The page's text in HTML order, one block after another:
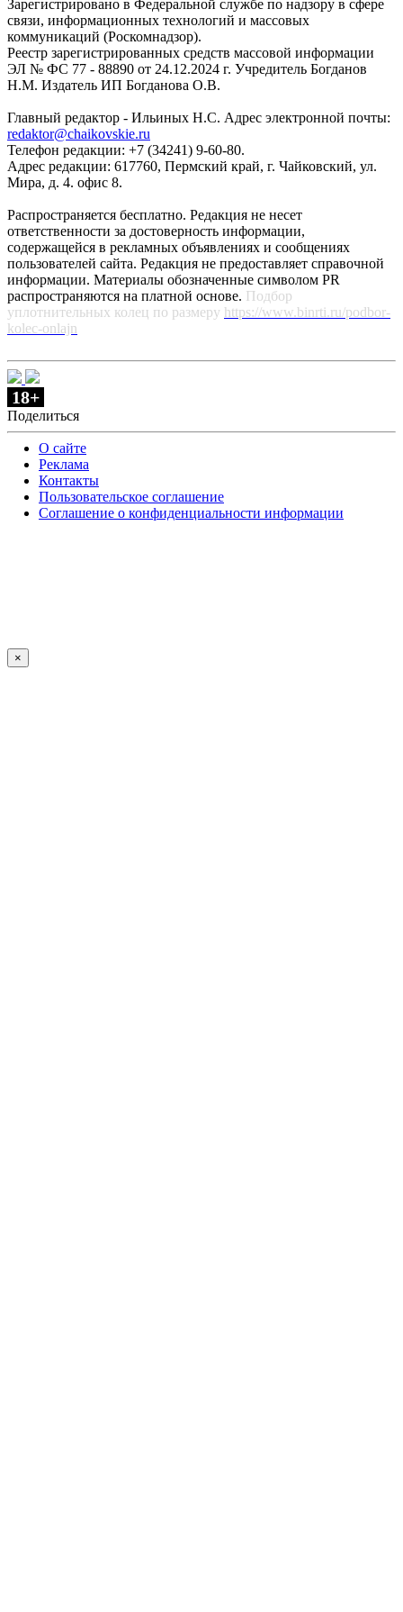
Зарегистрировано в Федеральной службе по надзору в сфере
связи, информационных технологий и массовых
коммуникаций (Роскомнадзор).
Реестр зарегистрированных средств массовой информации
ЭЛ № ФС 77 - 88890 от 24.12.2024 г. Учредитель Богданов
Н.М. Издатель ИП Богданова О.В.
Главный редактор - Ильиных Н.С. Адрес электронной почты:
redaktor@chaikovskie.ru
Телефон редакции: +7 (34241) 9-60-80.
Адрес редакции: 617760, Пермский край, г. Чайковский, ул.
Мира, д. 4. офис 8.
Распространяется бесплатно. Редакция не несет
ответственности за достоверность информации,
содержащейся в рекламных объявлениях и сообщениях
пользователей сайта. Редакция не предоставляет справочной
информации. Материалы обозначенные символом PR
распространяются на платной основе. Подбор
уплотнительных колец по размеру https://www.binrti.ru/podbor-
kolec-onlajn
18+
Поделиться
О сайте
Реклама
Контакты
Пользовательское соглашение
Соглашение о конфиденциальности информации
×